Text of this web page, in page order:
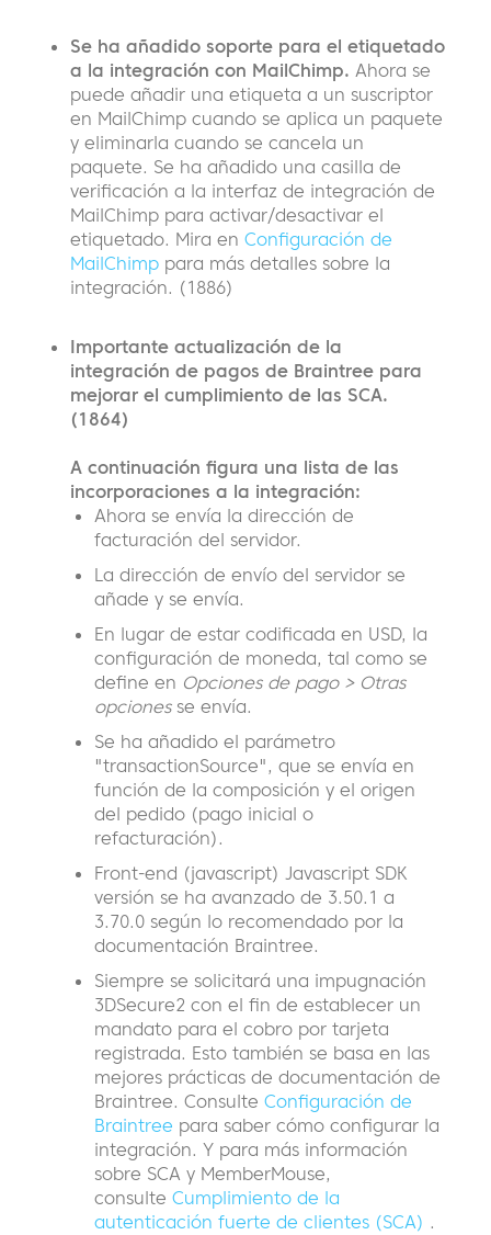
Se ha añadido soporte para el etiquetado
a la integración con MailChimp. Ahora se
puede añadir una etiqueta a un suscriptor
en MailChimp cuando se aplica un paquete
y eliminarla cuando se cancela un
paquete. Se ha añadido una casilla de
verificación a la interfaz de integración de
MailChimp para activar/desactivar el
etiquetado. Mira en Configuración de
MailChimp para más detalles sobre la
integración. (1886)
Importante actualización de la
integración de pagos de Braintree para
mejorar el cumplimiento de las SCA.
(1864)
A continuación figura una lista de las
incorporaciones a la integración:
Ahora se envía la dirección de
facturación del servidor.
La dirección de envío del servidor se
añade y se envía.
En lugar de estar codificada en USD, la
configuración de moneda, tal como se
define en Opciones de pago > Otras
opcionesse envía.
Se ha añadido el parámetro
"transactionSource", que se envía en
función de la composición y el origen
del pedido (pago inicial o
refacturación).
Front-end (javascript) Javascript SDK
versión se ha avanzado de 3.50.1 a
3.70.0 según lo recomendado por la
documentación Braintree.
Siempre se solicitará una impugnación
3DSecure2 con el fin de establecer un
mandato para el cobro por tarjeta
registrada. Esto también se basa en las
mejores prácticas de documentación de
Braintree. Consulte Configuración de
Braintree para saber cómo configurar la
integración. Y para más información
sobre SCA y MemberMouse,
consulte Cumplimiento de la
autenticación fuerte de clientes (SCA) .